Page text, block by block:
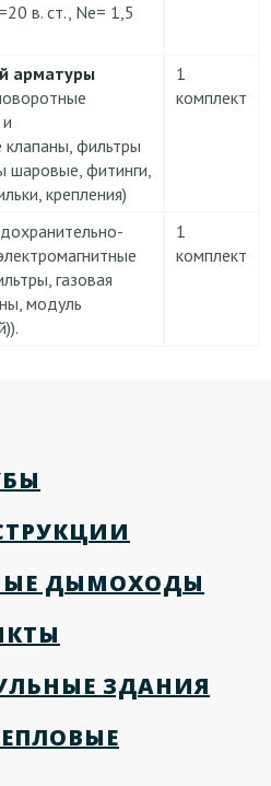
в. ст., Ne= 1,5
арматуры
фильтры
шаровые, фитинги,
крепления)
1
комплект
газовая
модуль
1
комплект
ДЫМОХОДЫ
ЗДАНИЯ